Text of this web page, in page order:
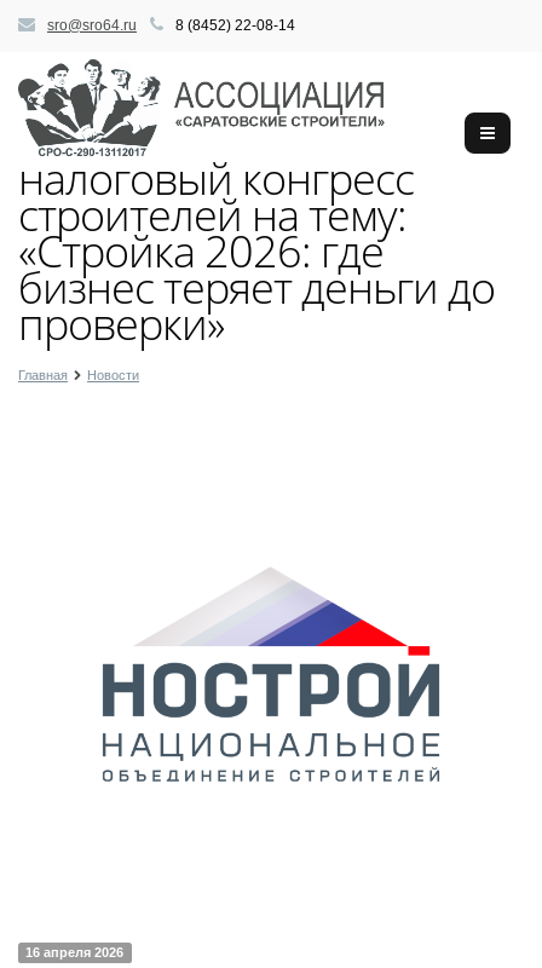
sro@sro64.ru 8 (8452) 22-08-14
налоговый конгресс
строителей на тему:
«Стройка 2026: где
бизнес теряет деньги до
проверки»
Главная Новости
16 апреля 2026